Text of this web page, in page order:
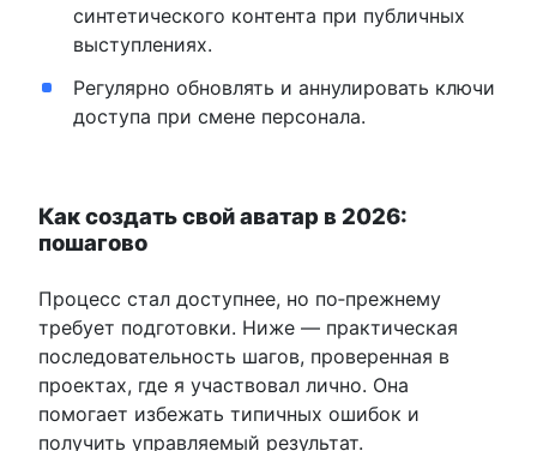
синтетического контента при публичных
выступлениях.
Регулярно обновлять и аннулировать ключи
доступа при смене персонала.
Как создать свой аватар в 2026:
пошагово
Процесс стал доступнее, но по‑прежнему
требует подготовки. Ниже — практическая
последовательность шагов, проверенная в
проектах, где я участвовал лично. Она
помогает избежать типичных ошибок и
получить управляемый результат.